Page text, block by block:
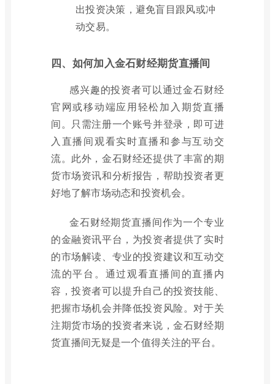
出投资决策，避免盲目跟风或冲
动交易。
四、如何加入金石财经期货直播间
感兴趣的投资者可以通过金石财经
官网或移动端应用轻松加入期货直播
间。只需注册一个账号并登录，即可进
入直播间观看实时直播和参与互动交
流。此外，金石财经还提供了丰富的期
货市场资讯和分析报告，帮助投资者更
好地了解市场动态和投资机会。
金石财经期货直播间作为一个专业
的金融资讯平台，为投资者提供了实时
的市场解读、专业的投资建议和互动交
流的平台。通过观看直播间的直播内
容，投资者可以提升自己的投资技能、
把握市场机会并降低投资风险。对于关
注期货市场的投资者来说，金石财经期
货直播间无疑是一个值得关注的平台。